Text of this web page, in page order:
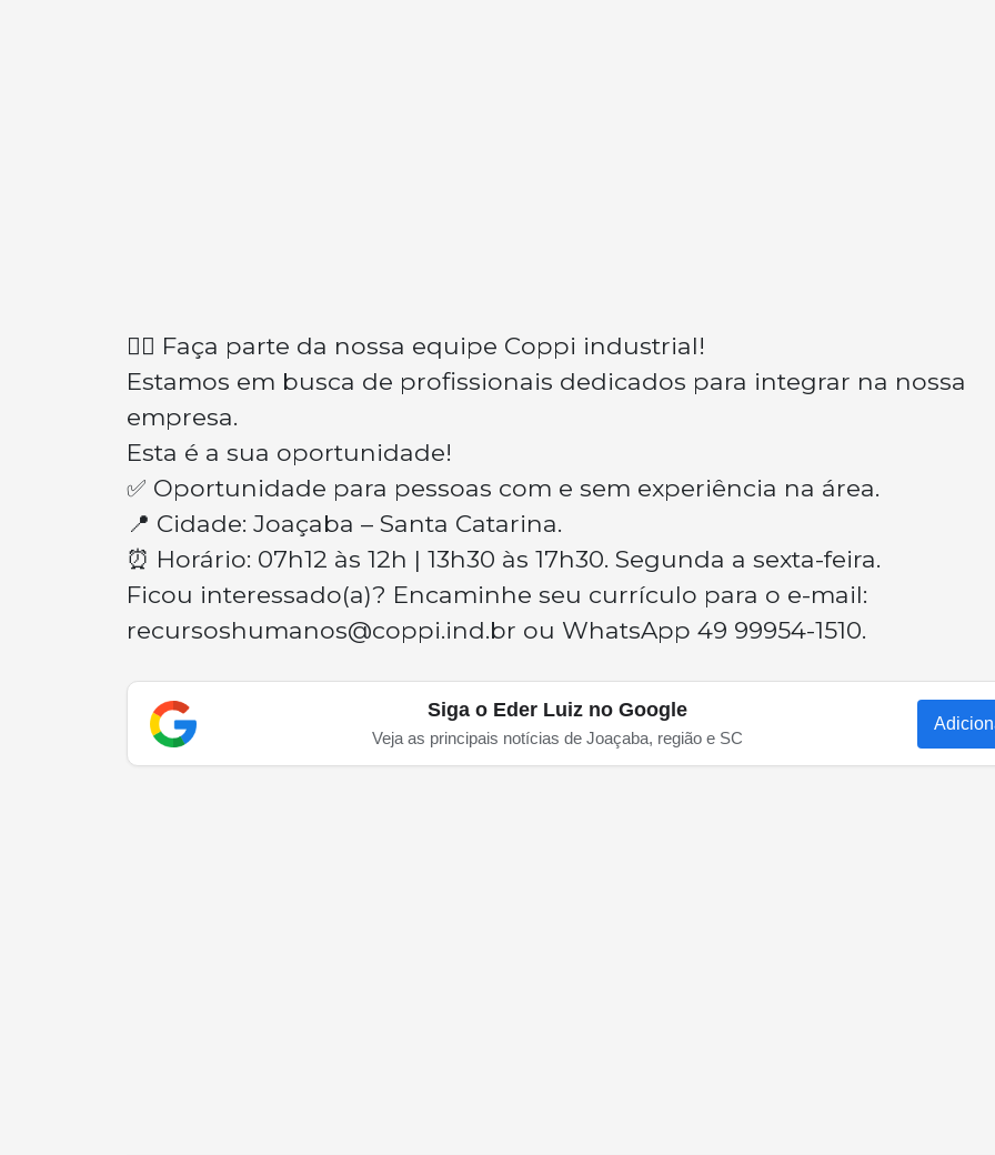
👉🏽 Faça parte da nossa equipe Coppi industrial!
Estamos em busca de profissionais dedicados para integrar na nossa
empresa.
Esta é a sua oportunidade!
✅ Oportunidade para pessoas com e sem experiência na área.
📍 Cidade: Joaçaba – Santa Catarina.
⏰ Horário: 07h12 às 12h | 13h30 às 17h30. Segunda a sexta-feira.
Ficou interessado(a)? Encaminhe seu currículo para o e-mail:
recursoshumanos@coppi.ind.br ou WhatsApp 49 99954-1510.
Siga o Eder Luiz no Google
Veja as principais notícias de Joaçaba, região e SC